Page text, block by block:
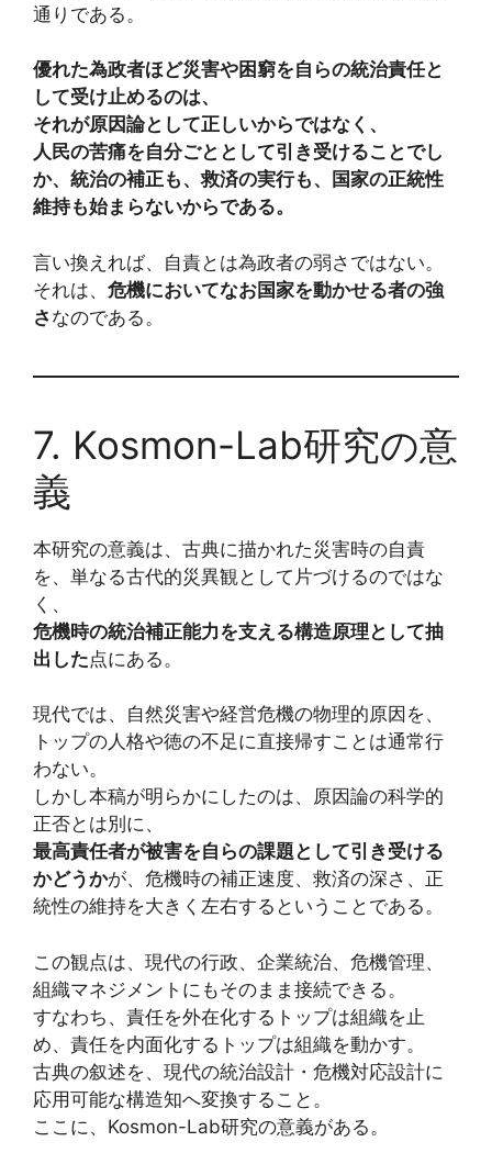
通りである。
優れた為政者ほど災害や困窮を自らの統治責任と
して受け止めるのは、
それが原因論として正しいからではなく、
人民の苦痛を自分ごととして引き受けることでし
か、統治の補正も、救済の実行も、国家の正統性
維持も始まらないからである。
言い換えれば、自責とは為政者の弱さではない。
それは、 危機においてなお国家を動かせる者の強
さ なのである。
7. Kosmon-Lab研究の意
義
本研究の意義は、古典に描かれた災害時の自責
を、単なる古代的災異観として片づけるのではな
く、
危機時の統治補正能力を支える構造原理として抽
出した点にある。
現代では、自然災害や経営危機の物理的原因を、
トップの人格や徳の不足に直接帰すことは通常行
わない。
しかし本稿が明らかにしたのは、原因論の科学的
正否とは別に、
最高責任者が被害を自らの課題として引き受ける
かどうかが、危機時の補正速度、救済の深さ、正
統性の維持を大きく左右するということである。
この観点は、現代の行政、企業統治、危機管理、
組織マネジメントにもそのまま接続できる。
すなわち、責任を外在化するトップは組織を止
め、責任を内面化するトップは組織を動かす。
古典の叙述を、現代の統治設計・危機対応設計に
応用可能な構造知へ変換すること。
ここに、Kosmon-Lab研究の意義がある。